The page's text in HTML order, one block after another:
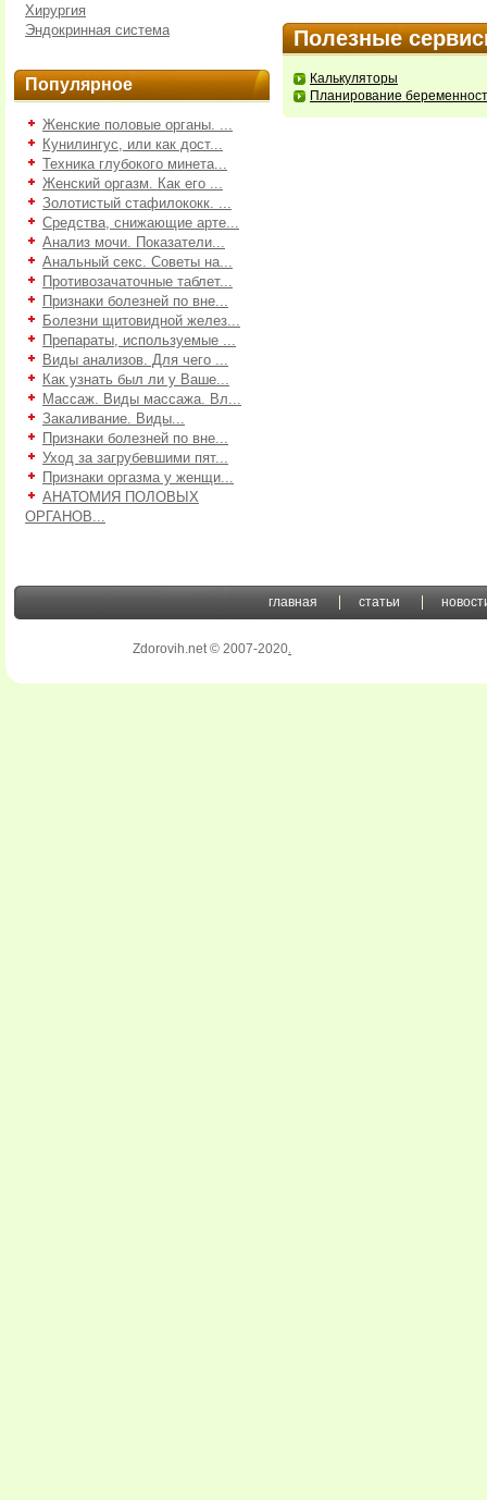
Хирургия
Эндокринная система
Популярное
Женские половые органы. ...
Кунилингус, или как дост...
Техника глубокого минета...
Женский оргазм. Как его ...
Золотистый стафилококк. ...
Средства, снижающие арте...
Анализ мочи. Показатели...
Анальный секс. Советы на...
Противозачаточные таблет...
Признаки болезней по вне...
Болезни щитовидной желез...
Препараты, используемые ...
Виды анализов. Для чего ...
Как узнать был ли у Ваше...
Массаж. Виды массажа. Вл...
Закаливание. Виды...
Признаки болезней по вне...
Уход за загрубевшими пят...
Признаки оргазма у женщи...
АНАТОМИЯ ПОЛОВЫХ
ОРГАНОВ...
Полезные
Калькуляторы
Планирование
главная статьи
Zdorovih.net © 2007-2020